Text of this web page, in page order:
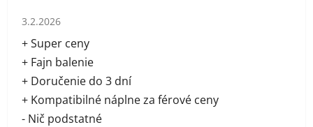
Hodnotenie obchodu je 5 z 5 hviezdičiek.
3.2.2026
+ Super ceny
+ Fajn balenie
+ Doručenie do 3 dní
+ Kompatibilné náplne za férové ceny
- Nič podstatné